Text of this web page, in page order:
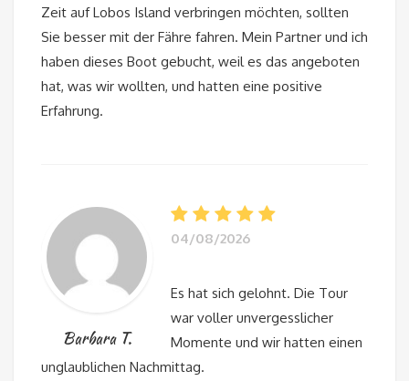
Zeit auf Lobos Island verbringen möchten, sollten
Sie besser mit der Fähre fahren. Mein Partner und ich
haben dieses Boot gebucht, weil es das angeboten
hat, was wir wollten, und hatten eine positive
Erfahrung.
Barbara T.
04/08/2026
Es hat sich gelohnt. Die Tour
war voller unvergesslicher
Momente und wir hatten einen
unglaublichen Nachmittag.